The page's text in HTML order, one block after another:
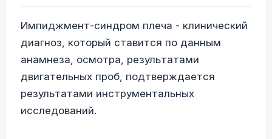
Импиджмент-синдром плеча - клинический
диагноз, который ставится по данным
анамнеза, осмотра, результатами
двигательных проб, подтверждается
результатами инструментальных
исследований.